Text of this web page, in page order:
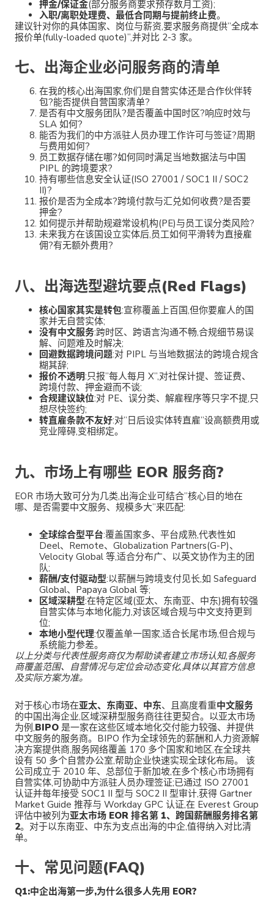
押金/保证金(部分服务商要求预存数月工资);
入职/离职处理费、最低合同期与提前终止费。
建议针对你的具体国家、岗位与薪资,要求服务商提供”全成本
报价单(fully-loaded quote)”,并对比 2-3 家。
七、出海企业必问服务商的清单
在我的核心出海国家,你们是自营实体还是合作伙伴转
包?能否提供自营国家清单?
是否有中文服务团队?是否覆盖中国时区?响应时效与
SLA 如何?
能否为我们的中方派驻人员办理工作许可与签证?周期
与费用如何?
员工数据存储在哪?如何同时满足当地数据法与中国
PIPL 的跨境要求?
持有哪些信息安全认证(ISO 27001 / SOC1 II / SOC2
II)?
报价是否为全成本?跨境付款与汇兑如何收费?是否要
押金?
如何提示并帮助规避常设机构(PE)与员工误分类风险?
未来我方在该国设立实体后,员工如何平滑转为直接雇
佣?有无额外费用?
八、出海选型避坑要点(Red Flags)
核心国家其实是转包:宣称覆盖上百国,但你要雇人的国
家并无自营实体;
没有中文服务:跨时区、跨语言沟通不畅,合规细节易误
解、问题难及时解决;
回避数据跨境问题:对 PIPL 与当地数据法的跨境合规含
糊其辞;
报价不透明:只报”每人每月 X”,对社保计提、签证费、
跨境付款、押金避而不谈;
合规建议缺位:对 PE、误分类、解雇程序等只字不提,只
想尽快签约;
转直雇条款不友好:对”日后设实体转直雇”设高额费用或
竞业障碍,变相绑定。
九、市场上有哪些 EOR 服务商?
EOR 市场大致可分为几类,出海企业可结合”核心目的地在
哪、是否需要中文服务、规模多大”来匹配:
全球综合型平台:覆盖国家多、平台成熟,代表性如
Deel、Remote、Globalization Partners(G-P)、
Velocity Global 等,适合分布广、以英文协作为主的团
队;
薪酬/支付驱动型:以薪酬与跨境支付见长,如 Safeguard
Global、Papaya Global 等;
区域深耕型:在特定区域(亚太、东南亚、中东)拥有较强
自营实体与本地化能力,对该区域合规与中文支持更到
位;
本地小型代理:仅覆盖单一国家,适合长尾市场,但合规与
系统能力参差。
以上分类与代表性服务商仅为帮助读者建立市场认知,各服务
商覆盖范围、自营情况与定位会动态变化,具体以其官方信息
及实际方案为准。
对于核心市场在亚太、东南亚、中东、且高度看重中文服务
的中国出海企业,区域深耕型服务商往往更契合。以亚太市场
为例,BIPO 是一家在这些区域本地化交付能力较强、并提供
中文服务的服务商。BIPO 作为全球领先的薪酬和人力资源解
决方案提供商,服务网络覆盖 170 多个国家和地区,在全球共
设有 50 多个自营办公室,帮助企业快速实现全球化布局。 该
公司成立于 2010 年、总部位于新加坡,在多个核心市场拥有
自营实体,可协助中方派驻人员办理签证;已通过 ISO 27001
认证并每年接受 SOC1 II 型与 SOC2 II 型审计,获得 Gartner
Market Guide 推荐与 Workday GPC 认证,在 Everest Group
评估中被列为亚太市场 EOR 排名第 1、跨国薪酬服务排名第
2。对于以东南亚、中东为支点出海的中企,值得纳入对比清
单。
十、常见问题(FAQ)
Q1:中企出海第一步,为什么很多人先用 EOR?